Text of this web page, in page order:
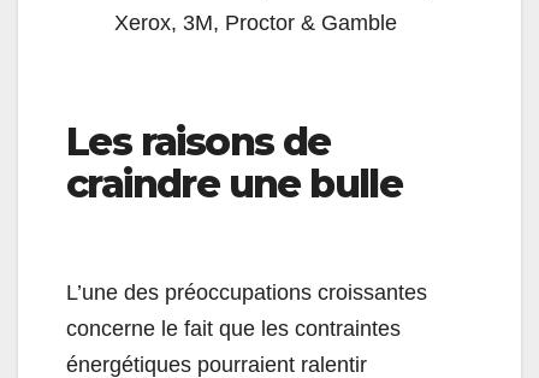
Xerox, 3M, Proctor & Gamble
Les raisons de
craindre une bulle
L’une des préoccupations croissantes
concerne le fait que les contraintes
énergétiques pourraient ralentir